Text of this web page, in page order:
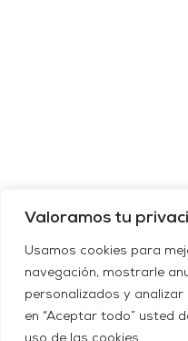
Valoramos tu
Usamos cookies para
navegación, mostrarle
personalizados y
en “Aceptar todo” usted